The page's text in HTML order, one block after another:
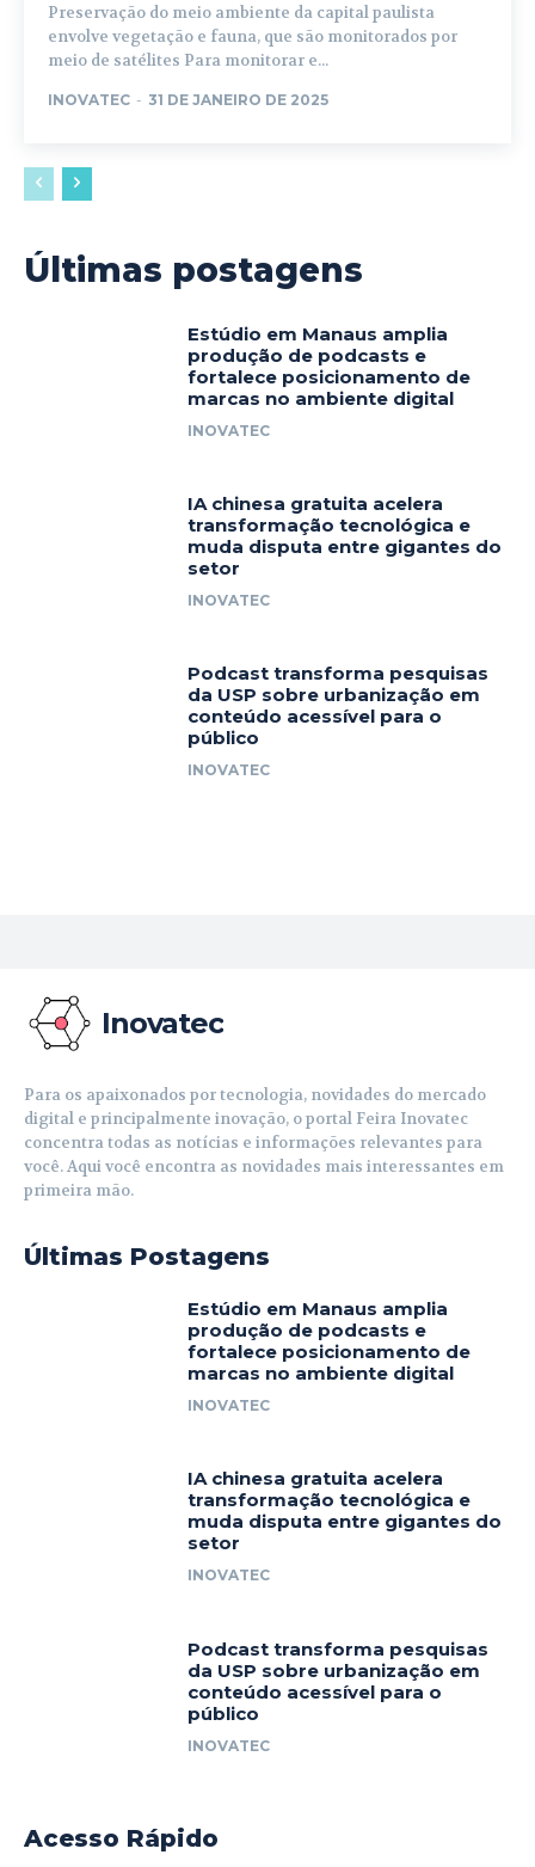
Preservação do meio ambiente da capital paulista
envolve vegetação e fauna, que são monitorados por
meio de satélites Para monitorar e...
INOVATEC - 31 DE JANEIRO DE 2025
Últimas postagens
Estúdio em Manaus amplia
produção de podcasts e
fortalece posicionamento de
marcas no ambiente digital
INOVATEC
IA chinesa gratuita acelera
transformação tecnológica e
muda disputa entre gigantes do
setor
INOVATEC
Podcast transforma pesquisas
da USP sobre urbanização em
conteúdo acessível para o
público
INOVATEC
Inovatec
Para os apaixonados por tecnologia, novidades do mercado
digital e principalmente inovação, o portal Feira Inovatec
concentra todas as notícias e informações relevantes para
você. Aqui você encontra as novidades mais interessantes em
primeira mão.
Últimas Postagens
Estúdio em Manaus amplia
produção de podcasts e
fortalece posicionamento de
marcas no ambiente digital
INOVATEC
IA chinesa gratuita acelera
transformação tecnológica e
muda disputa entre gigantes do
setor
INOVATEC
Podcast transforma pesquisas
da USP sobre urbanização em
conteúdo acessível para o
público
INOVATEC
Acesso Rápido